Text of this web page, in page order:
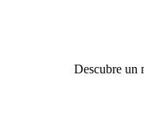
Descubre un